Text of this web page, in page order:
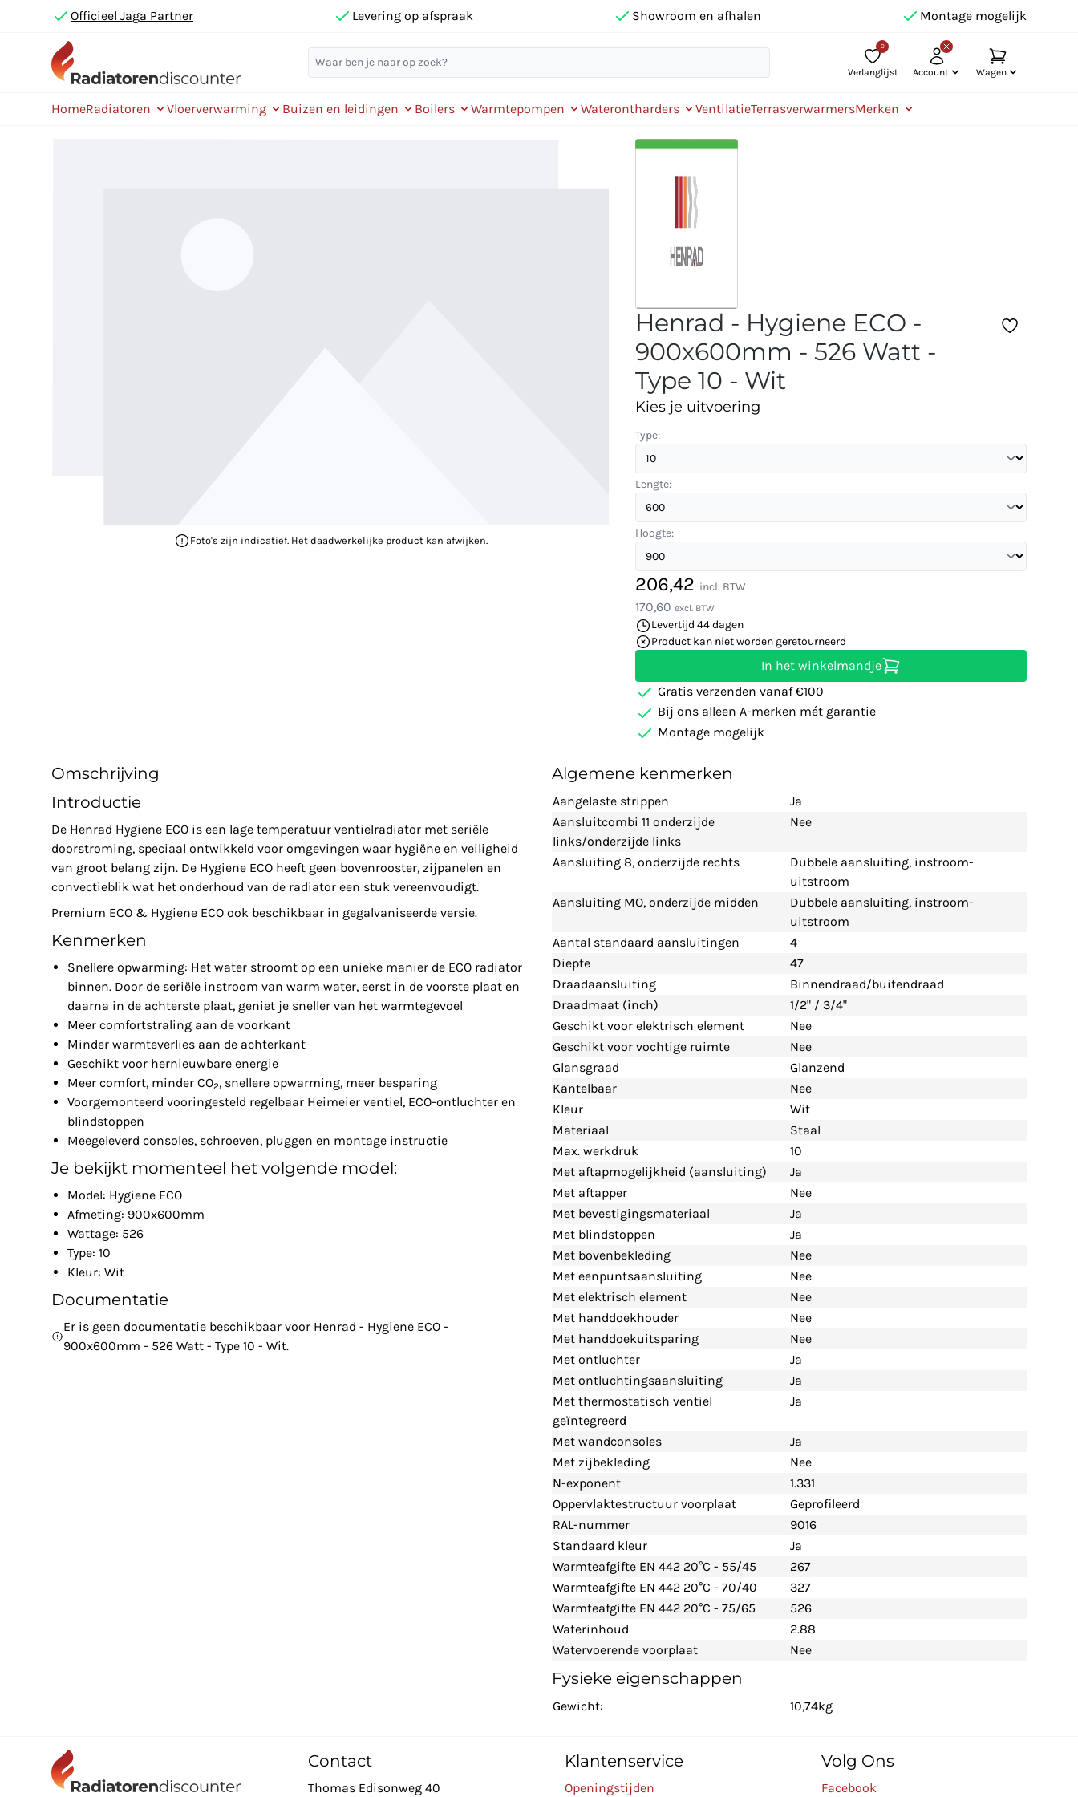
Officieel Jaga Partner Levering op afspraak Showroom en afhalen Montage mogelijk
0
Verlanglijst Account Wagen
HomeRadiatoren Vloerverwarming Buizen en leidingen Boilers Warmtepompen Waterontharders VentilatieTerrasverwarmersMerken
Foto's zijn indicatief. Het daadwerkelijke product kan afwijken.
Henrad - Hygiene ECO -
900x600mm - 526 Watt -
Type 10 - Wit
Kies je uitvoering
Type:
Lengte:
Hoogte:
206,42 incl. BTW
170,60 excl. BTW
Levertijd 44 dagen
Product kan niet worden geretourneerd
In het winkelmandje
Gratis verzenden vanaf €100
Bij ons alleen A-merken mét garantie
Montage mogelijk
Omschrijving
Introductie
De Henrad Hygiene ECO is een lage temperatuur ventielradiator met seriële
doorstroming, speciaal ontwikkeld voor omgevingen waar hygiëne en veiligheid
van groot belang zijn. De Hygiene ECO heeft geen bovenrooster, zijpanelen en
convectieblik wat het onderhoud van de radiator een stuk vereenvoudigt.
Premium ECO & Hygiene ECO ook beschikbaar in gegalvaniseerde versie.
Kenmerken
Snellere opwarming: Het water stroomt op een unieke manier de ECO radiator
binnen. Door de seriële instroom van warm water, eerst in de voorste plaat en
daarna in de achterste plaat, geniet je sneller van het warmtegevoel
Meer comfortstraling aan de voorkant
Minder warmteverlies aan de achterkant
Geschikt voor hernieuwbare energie
Meer comfort, minder CO2, snellere opwarming, meer besparing
Voorgemonteerd vooringesteld regelbaar Heimeier ventiel, ECO-ontluchter en
blindstoppen
Meegeleverd consoles, schroeven, pluggen en montage instructie
Je bekijkt momenteel het volgende model:
Model: Hygiene ECO
Afmeting: 900x600mm
Wattage: 526
Type: 10
Kleur: Wit
Documentatie
Er is geen documentatie beschikbaar voor Henrad - Hygiene ECO -
900x600mm - 526 Watt - Type 10 - Wit.
Algemene kenmerken
Aangelaste strippen
Ja
Aansluitcombi 11 onderzijde
links/onderzijde links
Nee
Aansluiting 8, onderzijde rechts
Dubbele aansluiting, instroom-
uitstroom
Aansluiting MO, onderzijde midden
Dubbele aansluiting, instroom-
uitstroom
Aantal standaard aansluitingen
4
Diepte
47
Draadaansluiting
Binnendraad/buitendraad
Draadmaat (inch)
1/2" / 3/4"
Geschikt voor elektrisch element
Nee
Geschikt voor vochtige ruimte
Nee
Glansgraad
Glanzend
Kantelbaar
Nee
Kleur
Wit
Materiaal
Staal
Max. werkdruk
10
Met aftapmogelijkheid (aansluiting)
Ja
Met aftapper
Nee
Met bevestigingsmateriaal
Ja
Met blindstoppen
Ja
Met bovenbekleding
Nee
Met eenpuntsaansluiting
Nee
Met elektrisch element
Nee
Met handdoekhouder
Nee
Met handdoekuitsparing
Nee
Met ontluchter
Ja
Met ontluchtingsaansluiting
Ja
Met thermostatisch ventiel
geïntegreerd
Ja
Met wandconsoles
Ja
Met zijbekleding
Nee
N-exponent
1.331
Oppervlaktestructuur voorplaat
Geprofileerd
RAL-nummer
9016
Standaard kleur
Ja
Warmteafgifte EN 442 20°C - 55/45
267
Warmteafgifte EN 442 20°C - 70/40
327
Warmteafgifte EN 442 20°C - 75/65
526
Waterinhoud
2.88
Watervoerende voorplaat
Nee
Fysieke eigenschappen
Gewicht: 10,74kg
Contact
Thomas Edisonweg 40
Klantenservice
Openingstijden
Volg Ons
Facebook